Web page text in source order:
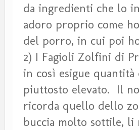
da ingredienti che lo
adoro proprio come
del porro, in cui poi
2) I Fagioli Zolfini di
in così esigue
piuttosto elevato. Il
ricorda quello dello
buccia molto sottile,